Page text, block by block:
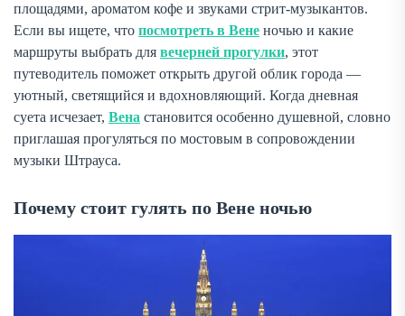
площадями, ароматом кофе и звуками стрит-музыкантов.
Если вы ищете, что посмотреть в Вене ночью и какие
маршруты выбрать для вечерней прогулки, этот
путеводитель поможет открыть другой облик города —
уютный, светящийся и вдохновляющий. Когда дневная
суета исчезает, Вена становится особенно душевной, словно
приглашая прогуляться по мостовым в сопровождении
музыки Штрауса.
Почему стоит гулять по Вене ночью